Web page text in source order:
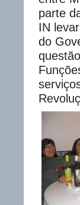
parte
IN
do